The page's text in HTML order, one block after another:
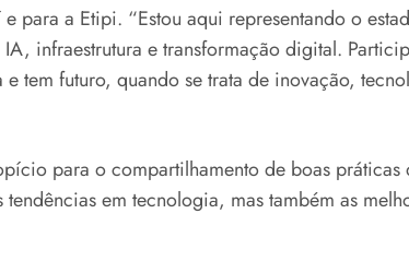
para a Etipi. “Estou aqui representando o
infraestrutura e transformação digital.
tem futuro, quando se trata de inovação,
para o compartilhamento de boas
em tecnologia, mas também as